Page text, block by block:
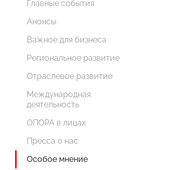
Главные события
Анонсы
Важное для бизнеса
Региональное развитие
Отраслевое развитие
Международная
деятельность
ОПОРА в лицах
Пресса о нас
Особое мнение